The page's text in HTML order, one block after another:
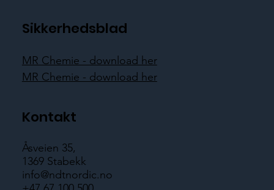
Sikkerhedsblad
MR Chemie - download her
MR Chemie - download her
Kontakt
Åsveien 35,
1369 Stabekk
info@ndtnordic.no